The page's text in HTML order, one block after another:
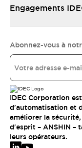
Engagements
Abonnez-vous à
IDEC Corporation
d'automatisation et
améliorer la
d'esprit – ANSHIN –
leurs opérateurs.